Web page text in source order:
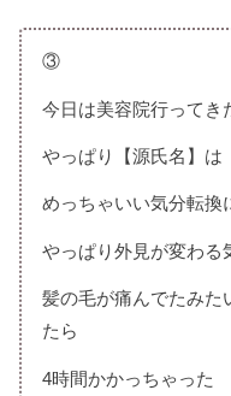
③
今日は美容院行ってき
やっぱり【源氏名】は
めっちゃいい気分転換
やっぱり外見が変わる
髪の毛が痛んでたみた
たら
4時間かかっちゃった